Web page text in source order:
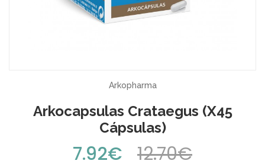
Arkopharma
Arkocapsulas Crataegus (x45
Cápsulas)
7.92€ 12.70€